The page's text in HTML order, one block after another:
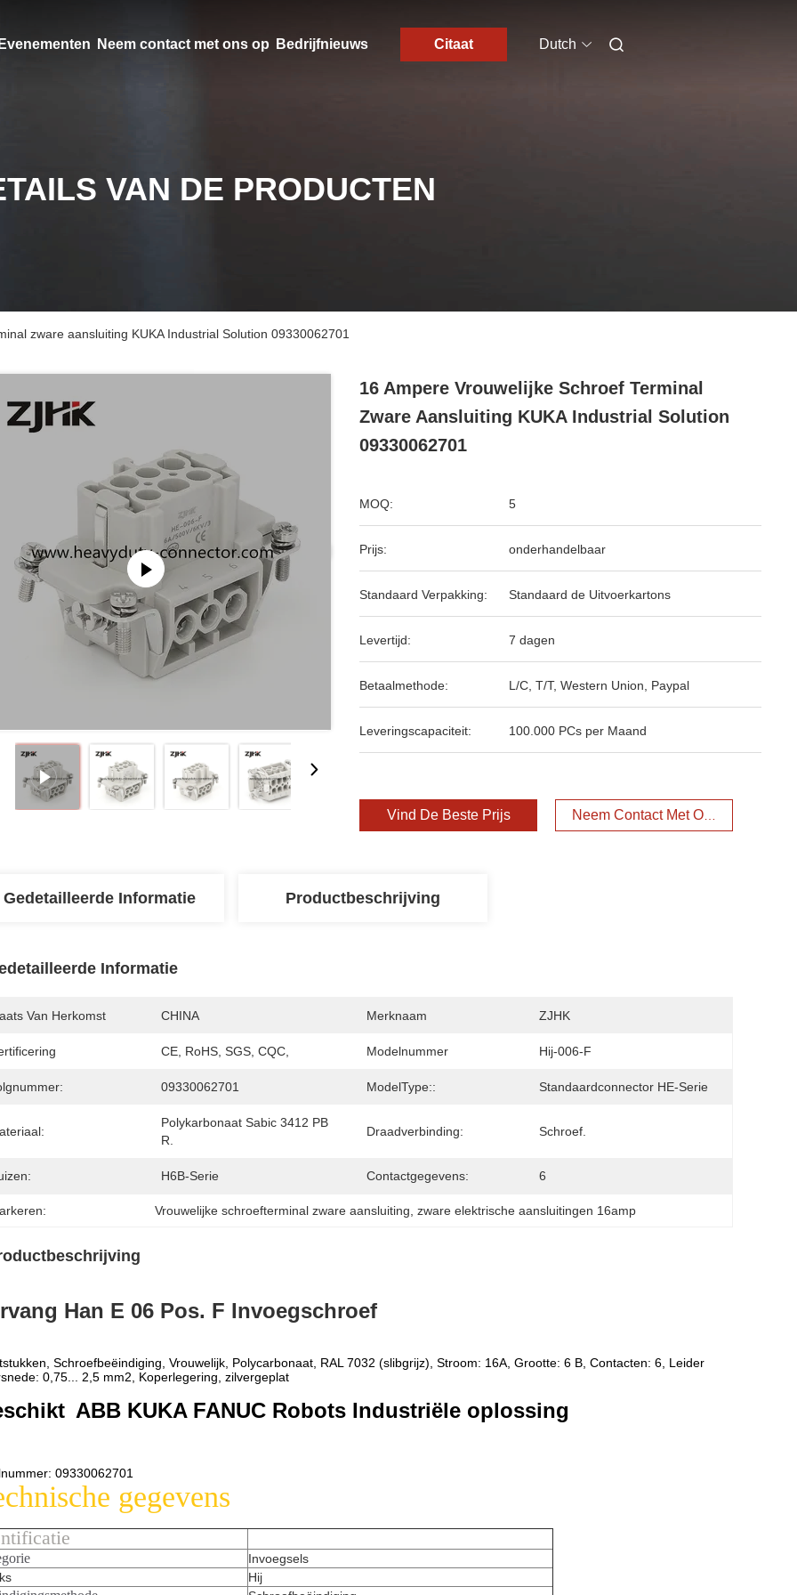
Neem contact met ons op Bedrijfnieuws Citaat Dutch
VAN DE PRODUCTEN
zware aansluiting KUKA Industrial Solution 09330062701
16 Ampere Vrouwelijke Schroef Terminal
Zware Aansluiting KUKA Industrial Solution
09330062701
MOQ: 5
Prijs: onderhandelbaar
Standaard Verpakking: Standaard de Uitvoerkartons
Levertijd: 7 dagen
Betaalmethode: L/C, T/T, Western Union, Paypal
Leveringscapaciteit: 100.000 PCs per Maand
Vind De Beste Prijs Neem Contact Met Ons Op
Gedetailleerde Informatie Productbeschrijving
Informatie
Van Herkomst CHINA Merknaam ZJHK
CE, RoHS, SGS, CQC, Modelnummer Hij-006-F
09330062701 ModelType:: Standaardconnector HE-Serie
Polykarbonaat Sabic 3412 PB
R.
Draadverbinding: Schroef.
H6B-Serie Contactgegevens: 6
Vrouwelijke schroefterminal zware aansluiting , zware elektrische aansluitingen 16amp
Han E 06 Pos. F Invoegschroef
Schroefbeëindiging, Vrouwelijk, Polycarbonaat, RAL 7032 (slibgrijz), Stroom: 16A, Grootte: 6 B, Contacten: 6, Leider
0,75... 2,5 mm2, Koperlegering, zilvergeplat
ABB KUKA FANUC Robots Industriële oplossing
09330062701
gegevens
Invoegsels
Hij